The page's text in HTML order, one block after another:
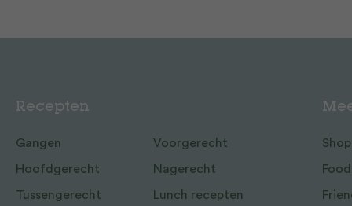
Recepten
Gangen Voorgerecht
Hoofdgerecht Nagerecht
Tussengerecht Lunch recepten
Shop